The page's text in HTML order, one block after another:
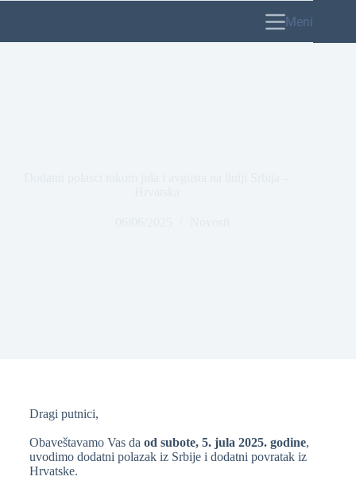
Meni
Dragi putnici,
Obaveštavamo Vas da od subote, 5. jula 2025. godine,
uvodimo dodatni polazak iz Srbije i dodatni povratak iz
Hrvatske.